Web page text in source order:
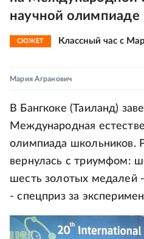
научной олимпиаде
СЮЖЕТ Классный час с
Мария Агранович
В Бангкоке (Таиланд)
Международная
олимпиада школьников.
вернулась с триумфом:
шесть золотых медалей
- спецприз за